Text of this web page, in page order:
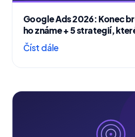
Google Ads 2026: Konec
ho známe + 5 strategií,
Číst dále